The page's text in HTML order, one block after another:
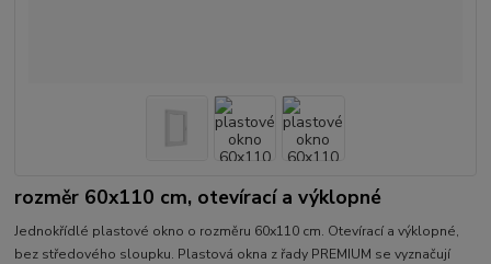
rozměr 60x110 cm, otevírací a výklopné
Jednokřídlé plastové okno o rozměru 60x110 cm. Otevírací a výklopné,
bez středového sloupku. Plastová okna z řady PREMIUM se vyznačují